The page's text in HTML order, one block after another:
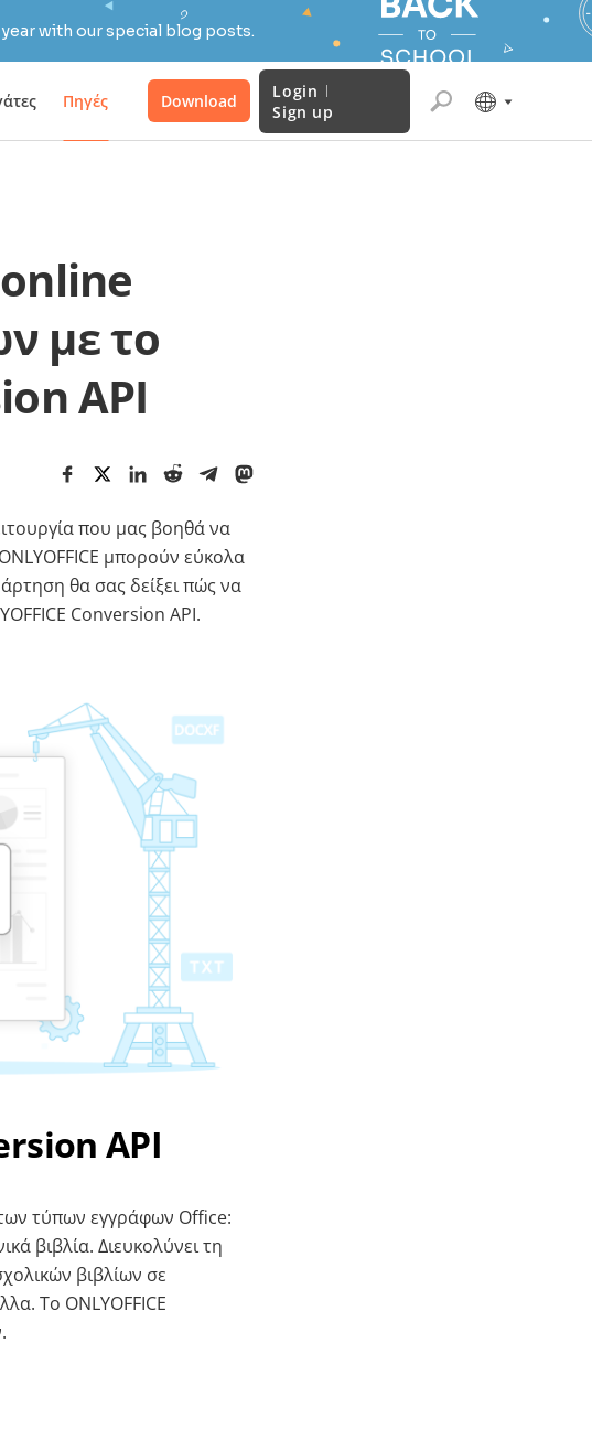
with our special blog posts.
Πηγές Download
Login
Sign up
με το
API
που μας βοηθά να
μπορούν εύκολα
θα σας δείξει πώς να
Conversion API.
API
τύπων εγγράφων Office:
βιβλία. Διευκολύνει τη
βιβλίων σε
Το ONLYOFFICE